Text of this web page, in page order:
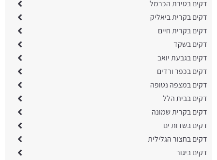
דקים בטירת הכרמל
דקים בקרית ביאליק
דקים בקרית חיים
דקים בשקד
דקים בגבעת יואב
דקים בכפר ורדים
דקים במצפה נטופה
דקים בבית הלל
דקים בקרית שמונה
דקים בשדות ים
דקים בחצור הגלילית
דקים ביגור